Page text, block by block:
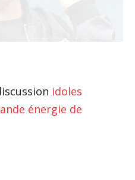
idoles
énergie de